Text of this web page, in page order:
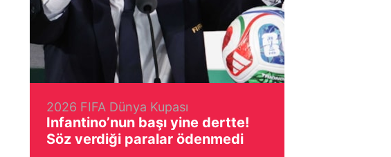
2026 FIFA Dünya Kupası
Infantino’nun başı yine dertte!
Söz verdiği paralar ödenmedi